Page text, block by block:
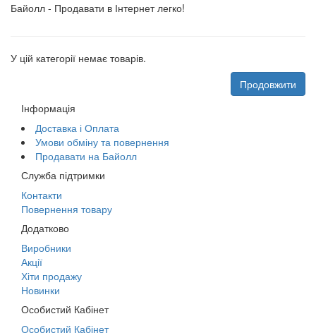
Байолл - Продавати в Інтернет легко!
У цій категорії немає товарів.
Продовжити
Інформація
Доставка і Оплата
Умови обміну та повернення
Продавати на Байолл
Служба підтримки
Контакти
Повернення товару
Додатково
Виробники
Акції
Хіти продажу
Новинки
Особистий Кабінет
Особистий Кабінет